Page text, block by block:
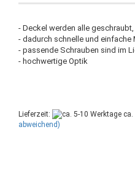
- Deckel werden alle
- dadurch schnelle und
- passende Schrauben sind im
- hochwertige Optik
Lieferzeit: ca.
abweichend)